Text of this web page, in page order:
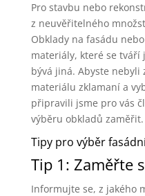
Pro stavbu nebo
z neuvěřitelného
Obklady na fasádu
materiály, které se tváří
bývá jiná. Abyste nebyli
materiálu zklamaní a
připravili jsme pro vás
výběru obkladů zaměřit.
Tipy pro výběr
Tip 1: Zaměřte
Informujte se, z jakého